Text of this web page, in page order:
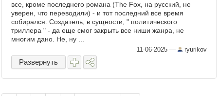
все, кроме последнего романа (The Fox, на русский, не
уверен, что переводили) - и тот последний все время
собирался. Создатель, в сущности, " политического
триллера " - да еще смог закрыть все ниши жанра, не
многим дано. Не, ну ...
11-06-2025 — ryurikov
Развернуть